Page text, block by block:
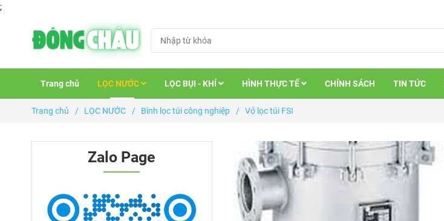
;
Trang chủ LỌC NƯỚC LỌC BỤI - KHÍ HÌNH THỰC TẾ CHÍNH SÁCH TIN TỨC
Trang chủ / LỌC NƯỚC / Bình lọc túi công nghiệp / Vỏ lọc túi FSI
Zalo Page